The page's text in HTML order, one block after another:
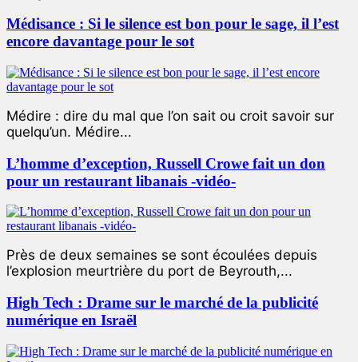
Médisance : Si le silence est bon pour le sage, il l’est
encore davantage pour le sot
Médire : dire du mal que l’on sait ou croit savoir sur
quelqu’un. Médire...
L’homme d’exception, Russell Crowe fait un don
pour un restaurant libanais -vidéo-
Près de deux semaines se sont écoulées depuis
l’explosion meurtrière du port de Beyrouth,...
High Tech : Drame sur le marché de la publicité
numérique en Israël